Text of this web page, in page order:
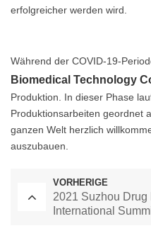
erfolgreicher werden wird.
Während der COVID-19-
Biomedical Technology
Produktion. In dieser Phase
Produktionsarbeiten geordnet
ganzen Welt herzlich
auszubauen.
VORHERIGE
2021 Suzhou
International